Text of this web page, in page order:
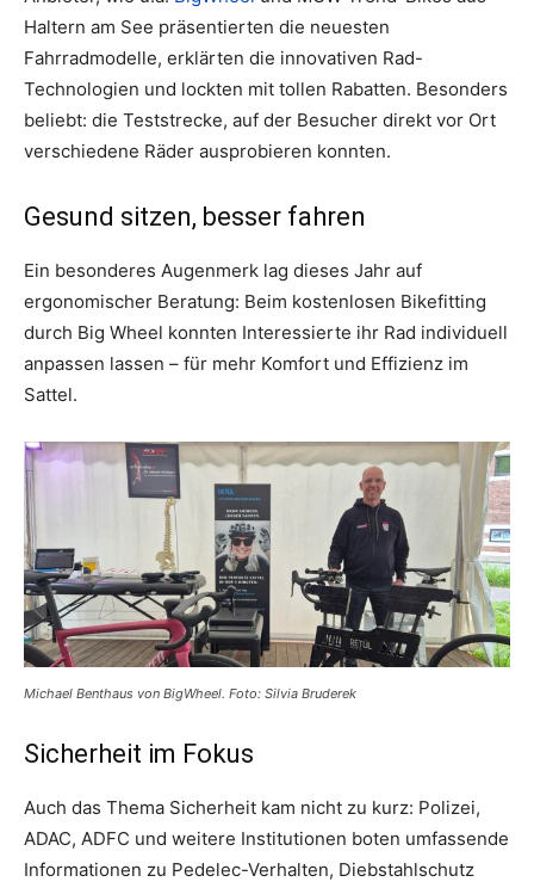
Haltern am See präsentierten die neuesten
Fahrradmodelle, erklärten die innovativen Rad-
Technologien und lockten mit tollen Rabatten. Besonders
beliebt: die Teststrecke, auf der Besucher direkt vor Ort
verschiedene Räder ausprobieren konnten.
Gesund sitzen, besser fahren
Ein besonderes Augenmerk lag dieses Jahr auf
ergonomischer Beratung: Beim kostenlosen Bikefitting
durch Big Wheel konnten Interessierte ihr Rad individuell
anpassen lassen – für mehr Komfort und Effizienz im
Sattel.
Michael Benthaus von BigWheel. Foto: Silvia Bruderek
Sicherheit im Fokus
Auch das Thema Sicherheit kam nicht zu kurz: Polizei,
ADAC, ADFC und weitere Institutionen boten umfassende
Informationen zu Pedelec-Verhalten, Diebstahlschutz